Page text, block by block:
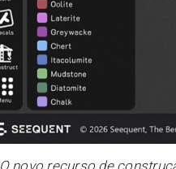
O novo recurso de